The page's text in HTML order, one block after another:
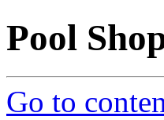
Pool
Go to